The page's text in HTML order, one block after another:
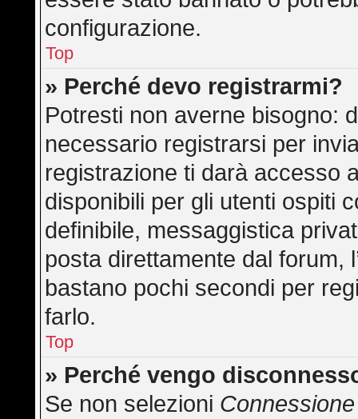
configurazione.
Top
» Perché devo registrarmi?
Potresti non averne bisogno:
necessario registrarsi per
registrazione ti darà accesso
disponibili per gli utenti ospiti
definibile, messaggistica
posta direttamente dal forum,
bastano pochi secondi per
farlo.
Top
» Perché vengo
Se non selezioni